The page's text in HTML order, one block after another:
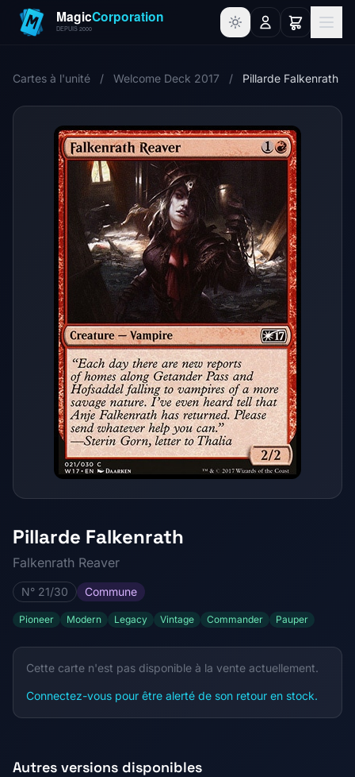
Cartes à l'unité / Welcome Deck 2017 / Pillarde Falkenrath
Pillarde Falkenrath
Falkenrath Reaver
N° 21/30 Commune
Pioneer Modern Legacy Vintage Commander Pauper
Cette carte n'est pas disponible à la vente actuellement.
Connectez-vous pour être alerté de son retour en stock.
Autres versions disponibles